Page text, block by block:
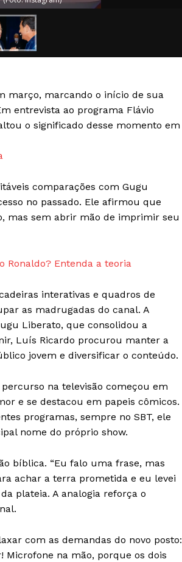
Transparência Editorial
Termos de Serviços
RSS
março, marcando o início de sua
entrevista ao programa Flávio
o significado desse momento em
comparações com Gugu
no passado. Ele afirmou que
mas sem abrir mão de imprimir seu
Ronaldo? Entenda a teoria
interativas e quadros de
as madrugadas do canal. A
Liberato, que consolidou a
Luís Ricardo procurou manter a
jovem e diversificar o conteúdo.
na televisão começou em
e se destacou em papeis cômicos.
programas, sempre no SBT, ele
nome do próprio show.
bíblica. “Eu falo uma frase, mas
achar a terra prometida e eu levei
plateia. A analogia reforça o
com as demandas do novo posto:
Microfone na mão, porque os dois